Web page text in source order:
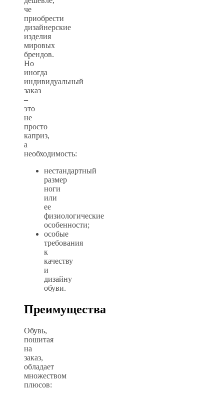
че
приобрести
дизайнерские
изделия
мировых
брендов.
Но
иногда
индивидуальный
заказ
–
это
не
просто
каприз,
а
необходимость:
нестандартный
размер
ноги
или
ее
физиологические
особенности;
особые
требования
к
качеству
и
дизайну
обуви.
Преимущества
Обувь,
пошитая
на
заказ,
обладает
множеством
плюсов: